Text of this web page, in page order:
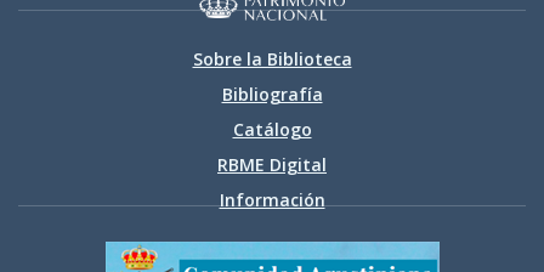
Sobre la Biblioteca
Bibliografía
Catálogo
RBME Digital
Información